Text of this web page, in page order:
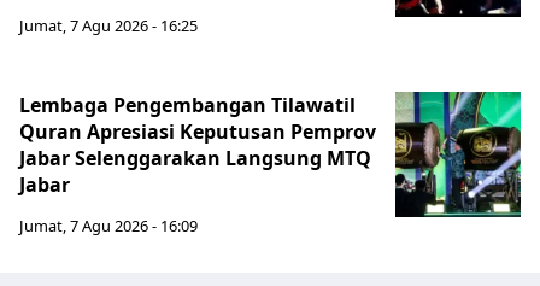
Jumat, 7 Agu 2026 - 16:25
Lembaga Pengembangan Tilawatil
Quran Apresiasi Keputusan Pemprov
Jabar Selenggarakan Langsung MTQ
Jabar
Jumat, 7 Agu 2026 - 16:09